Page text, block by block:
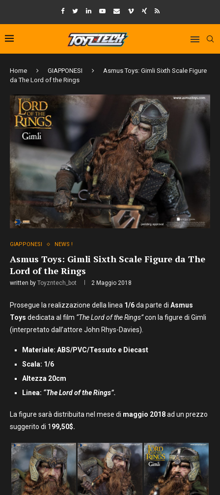
Home GIAPPONESI
Asmus Toys: Gimli Sixth Scale Figure
da The Lord of the Rings
GIAPPONESI NEWS !
Asmus Toys: Gimli Sixth Scale Figure da The
Lord of the Rings
written by Toyzntech_bot 2 Maggio 2018
Prosegue la realizzazione della linea 1/6da parte di Asmus
Toys dedicata al film “The Lord of the Rings”con la figure di Gimli
(interpretato dall’attore John Rhys-Davies).
Materiale: ABS/PVC/Tessuto e Diecast
Scala: 1/6
Altezza 20cm
Linea: “The Lord of the Rings”.
La figure sarà distribuita nel mese di maggio 2018ad un prezzo
suggerito di 1 99,50$.